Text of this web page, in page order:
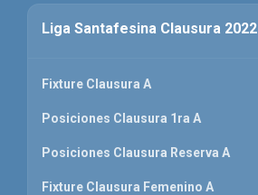
Liga Santafesina Clausura 2022
Fixture Clausura A
Posiciones Clausura 1ra A
Posiciones Clausura Reserva A
Fixture Clausura Femenino A